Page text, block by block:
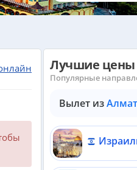
Лучшие цены
Популярные
Вылет из